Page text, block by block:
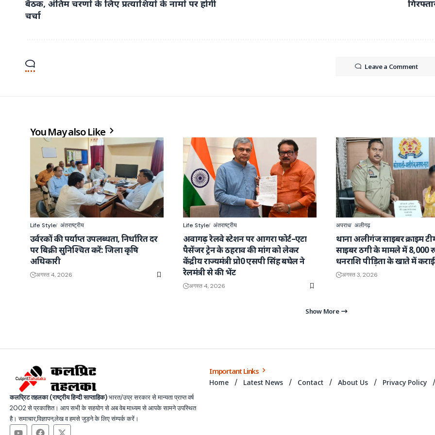
बैठक, अंतिम चरणों के लिए प्रत्याशियों के नामों पर होगी
चर्चा
Leave a Comment
You May also Like
Life Style अंतराष्ट्रीय
उर्वरकों की पर्याप्त उपलब्धता, निर्धारित दर
पर बिक्री सुनिश्चित करें: जिला कृषि
अधिकारी
अगस्त 4, 2026
Life Style अंतराष्ट्रीय
अवागढ़ रेलवे स्टेशन पर आगरा फोर्ट–एटा
पैसेंजर ट्रेन के ठहराव की मांग को लेकर
केंद्रीय राज्यमंत्री प्रो0 एसपी सिंह बघेल ने
रेलमंत्री से की भेंट
अगस्त 4, 2026
अपराध अलीगढ़
थाना अलीगंज साइबर क्राइम टीम
साइबर ठगी के मामले में 8,000
धनराशि पीड़िता के खाते में
अगस्त 3, 2026
Show More
कलप्रिट तहलका (राष्ट्रीय हिन्दी साप्ताहिक)भारत/उप्र सरकार से मान्यता प्राप्त वर्ष
2002 से प्रकाशित। आप सभी के सहयोग से अब वेब माध्यम से आपके सामने उपस्थित
है। समाचार,विज्ञापन,लेख व हमसे जुड़ने के लिए संम्पर्क करें।
Important Links
Home Latest News Contact About Us Privacy Policy